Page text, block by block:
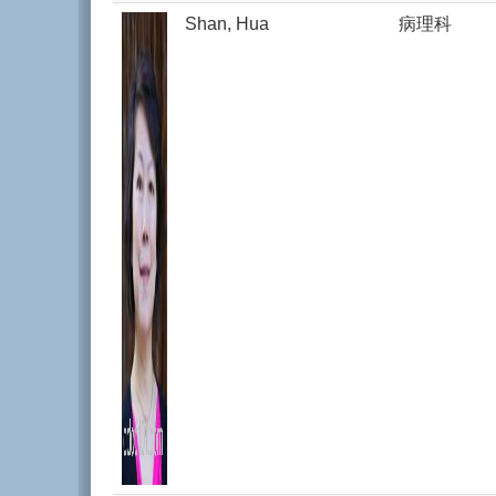
Shan, Hua 病理科